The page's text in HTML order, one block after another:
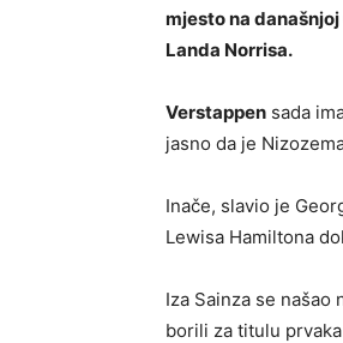
mjesto na
Landa Norrisa.
Verstappen sada
jasno da je
Inače, slavio je
Lewisa Hamiltona
Iza Sainza se
borili za titulu